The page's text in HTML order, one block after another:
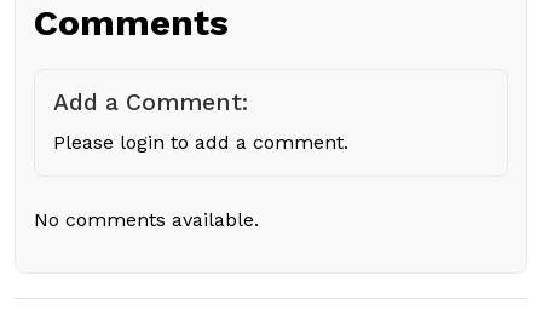
Comments
Add a Comment:
Please login to add a comment.
No comments available.